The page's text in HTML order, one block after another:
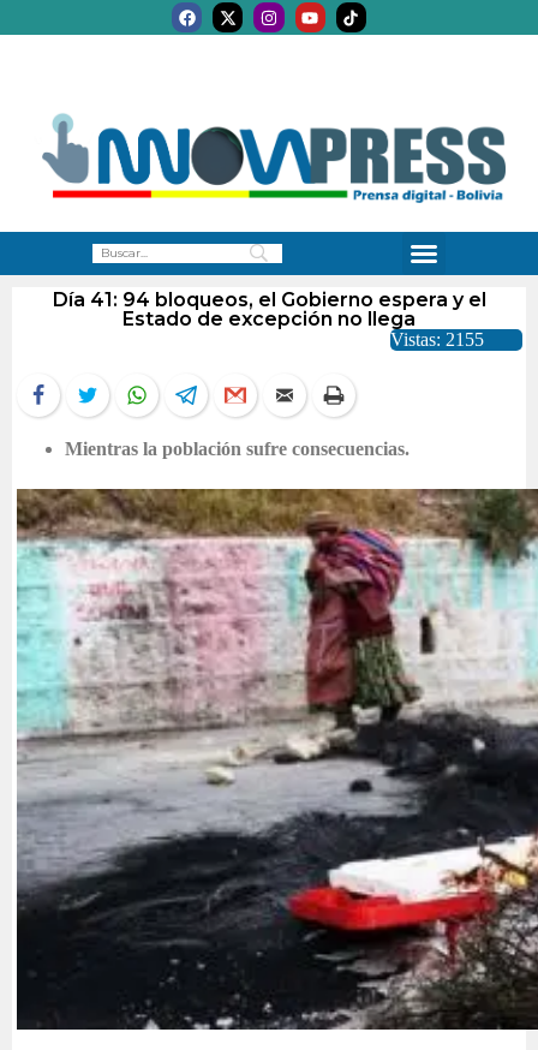
Día 41: 94 bloqueos, el Gobierno espera y el
Estado de excepción no llega
Vistas: 2155
Mientras la población sufre consecuencias.